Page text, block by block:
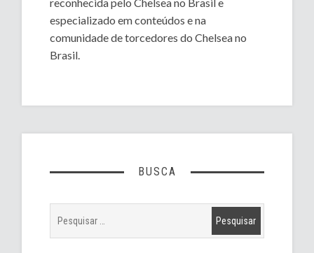
especializado em conteúdos e na
comunidade de torcedores do Chelsea no
Brasil.
BUSCA